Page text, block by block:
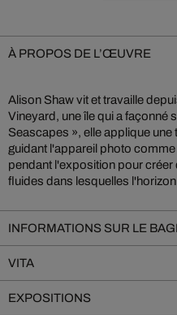
À PROPOS DE L’ŒUVRE
Alison Shaw vit et travaille
Vineyard, une île qui a façonné
Seascapes », elle applique une
guidant l'appareil photo
pendant l'exposition pour
fluides dans lesquelles
INFORMATIONS SUR LE
VITA
EXPOSITIONS